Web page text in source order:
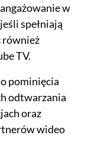
w
spełniają
również
TV.
pominięcia
odtwarzania
oraz
wideo